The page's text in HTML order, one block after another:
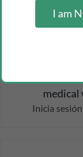
medical
Inicia
I am